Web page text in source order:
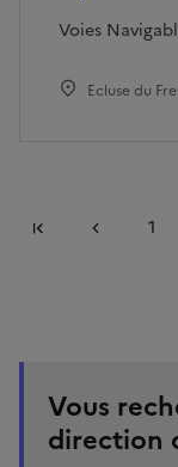
Voies
Ecluse du
Première page
Page
1
avant
Vous
direction